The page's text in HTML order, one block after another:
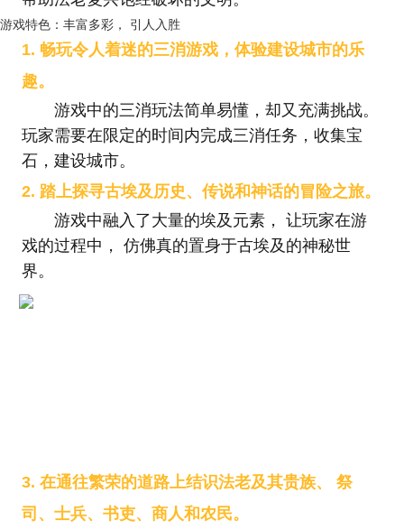
游戏特色：丰富多彩， 引人入胜
1. 畅玩令人着迷的三消游戏，体验建设城市的乐
趣。
游戏中的三消玩法简单易懂，却又充满挑战。
玩家需要在限定的时间内完成三消任务，收集宝
石，建设城市。
2. 踏上探寻古埃及历史、传说和神话的冒险之旅。
游戏中融入了大量的埃及元素， 让玩家在游
戏的过程中， 仿佛真的置身于古埃及的神秘世
界。
3. 在通往繁荣的道路上结识法老及其贵族、 祭
司、士兵、书吏、商人和农民。